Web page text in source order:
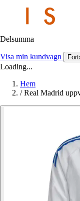
Delsumma
Visa min kundvagn
Loading...
Hem
/ Real Madrid